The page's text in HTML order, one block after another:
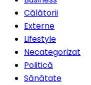
Călătorii
Externe
Lifestyle
Necategorizat
Politică
Sănătate